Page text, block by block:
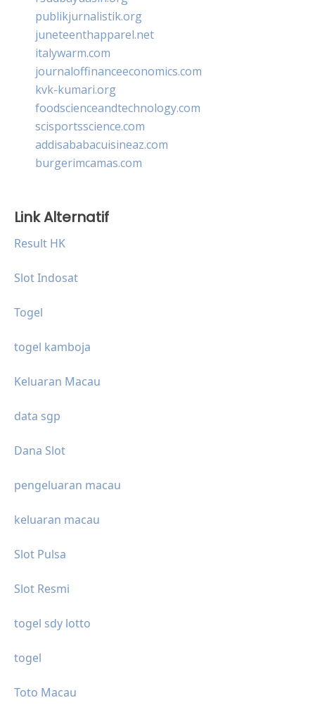
publikjurnalistik.org
juneteenthapparel.net
italywarm.com
journaloffinanceeconomics.com
kvk-kumari.org
foodscienceandtechnology.com
scisportsscience.com
addisababacuisineaz.com
burgerimcamas.com
Link Alternatif
Result HK
Slot Indosat
Togel
togel kamboja
Keluaran Macau
data sgp
Dana Slot
pengeluaran macau
keluaran macau
Slot Pulsa
Slot Resmi
togel sdy lotto
togel
Toto Macau